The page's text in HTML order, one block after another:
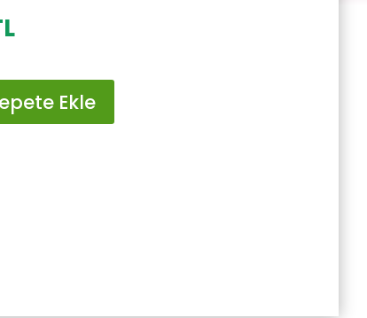
Şu
fiyat:
200.00 TL.
Ekle